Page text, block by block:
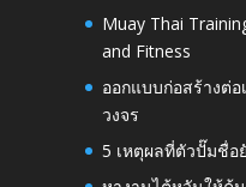
Muay Thai
and Fitness
ออกแบบก่อสร้างต่
วงจร
5 เหตุผลที่ตัวปั๊มชื่